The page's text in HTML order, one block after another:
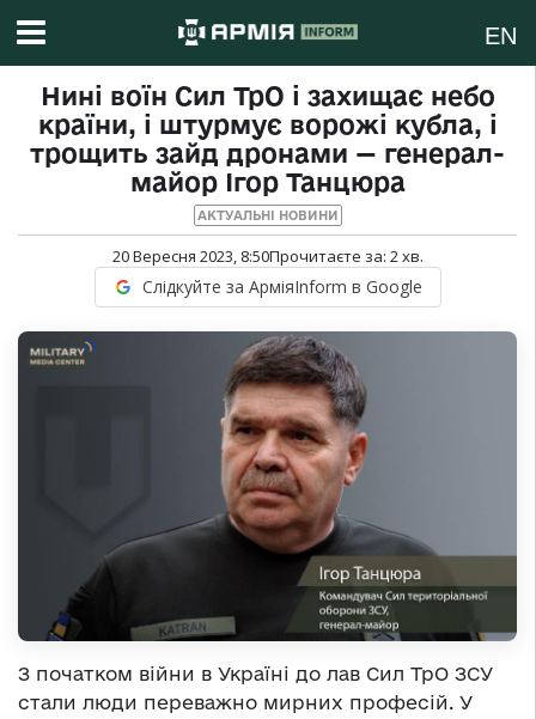
EN
Нині воїн Сил ТрО і захищає небо
країни, і штурмує ворожі кубла, і
трощить зайд дронами — генерал-
майор Ігор Танцюра
АКТУАЛЬНІ НОВИНИ
20 Вересня 2023, 8:50Прочитаєте за: 2хв.
Слідкуйте за АрміяInform в Google
З початком війни в Україні до лав Сил ТрО ЗСУ
стали люди переважно мирних професій. У